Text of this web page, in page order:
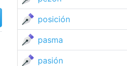
posición
pasma
pasión